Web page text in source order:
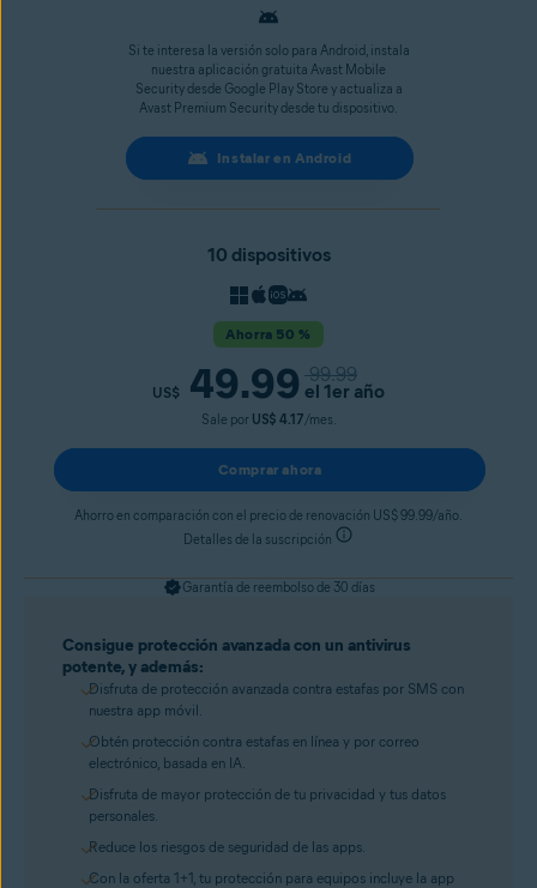
Consigue protección avanzada con un antivirus
potente, y además:
Disfruta de protección avanzada contra estafas por SMS con
nuestra app móvil.
Obtén protección contra estafas en línea y por correo
electrónico, basada en IA.
Disfruta de mayor protección de tu privacidad y tus datos
personales.
Reduce los riesgos de seguridad de las apps.
Con la oferta 1+1, tu protección para equipos incluye la app
Si te interesa la versión solo para Android, instala
nuestra aplicación gratuita Avast Mobile
Security desde Google Play Store y actualiza a
Avast Premium Security desde tu dispositivo.
Instalar en Android
10 dispositivos
Ahorra 50 %
US$ 49.99 99.99
el 1er año
Sale por US$ 4.17/mes.
Comprar ahora
Ahorro en comparación con el precio de renovación US$ 99.99/año.
Detalles de la suscripción
Garantía de reembolso de 30 días